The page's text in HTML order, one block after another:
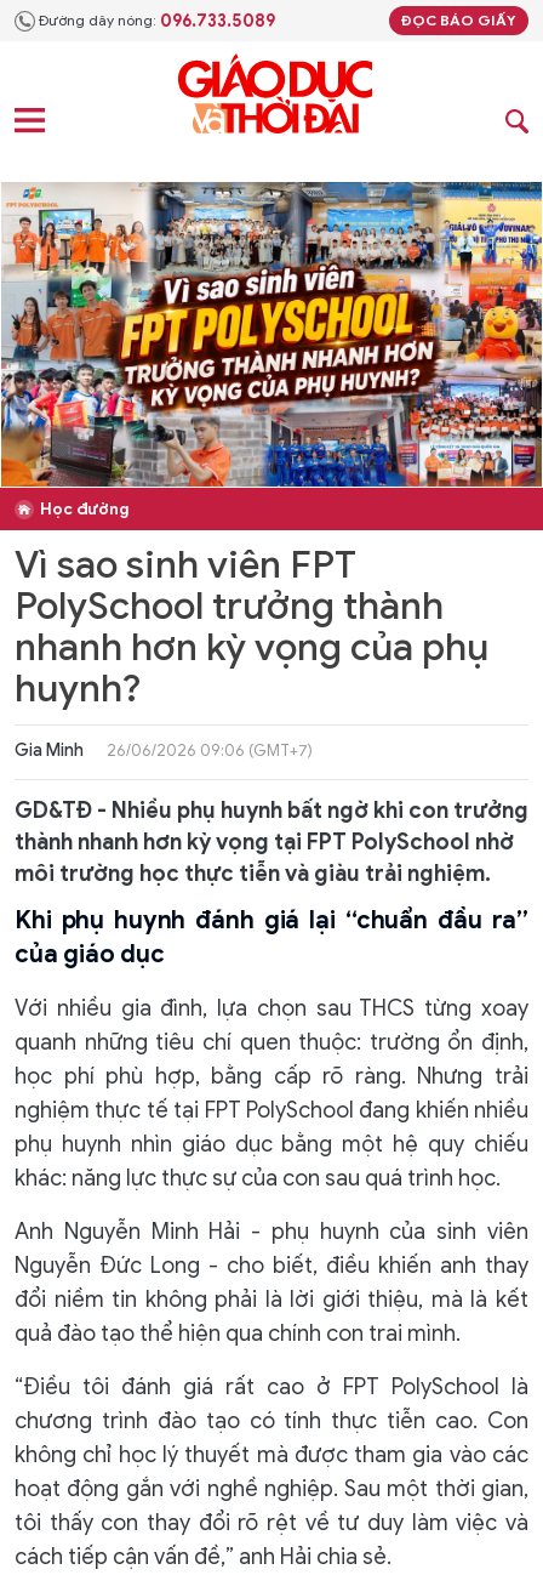
Đường dây nóng: 096.733.5089 ĐỌC BÁO GIẤY
Học đường
Vì sao sinh viên FPT
PolySchool trưởng thành
nhanh hơn kỳ vọng của phụ
huynh?
Gia Minh 26/06/2026 09:06 (GMT+7)
GD&TĐ - Nhiều phụ huynh bất ngờ khi con trưởng
thành nhanh hơn kỳ vọng tại FPT PolySchool nhờ
môi trường học thực tiễn và giàu trải nghiệm.
Khi phụ huynh đánh giá lại “chuẩn đầu ra”
của giáo dục
Với nhiều gia đình, lựa chọn sau THCS từng xoay
quanh những tiêu chí quen thuộc: trường ổn định,
học phí phù hợp, bằng cấp rõ ràng. Nhưng trải
nghiệm thực tế tại FPT PolySchool đang khiến nhiều
phụ huynh nhìn giáo dục bằng một hệ quy chiếu
khác: năng lực thực sự của con sau quá trình học.
Anh Nguyễn Minh Hải - phụ huynh của sinh viên
Nguyễn Đức Long - cho biết, điều khiến anh thay
đổi niềm tin không phải là lời giới thiệu, mà là kết
quả đào tạo thể hiện qua chính con trai mình.
“Điều tôi đánh giá rất cao ở FPT PolySchool là
chương trình đào tạo có tính thực tiễn cao. Con
không chỉ học lý thuyết mà được tham gia vào các
hoạt động gắn với nghề nghiệp. Sau một thời gian,
tôi thấy con thay đổi rõ rệt về tư duy làm việc và
cách tiếp cận vấn đề,” anh Hải chia sẻ.